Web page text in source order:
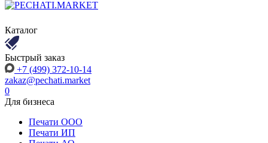
Каталог
Быстрый заказ
+7 (499) 372-10-14
zakaz@pechati.market
0
Для бизнеса
Печати ООО
Печати ИП